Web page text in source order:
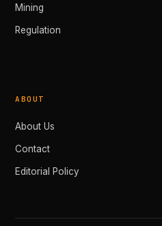
Mining
Regulation
ABOUT
About Us
Contact
Editorial Policy